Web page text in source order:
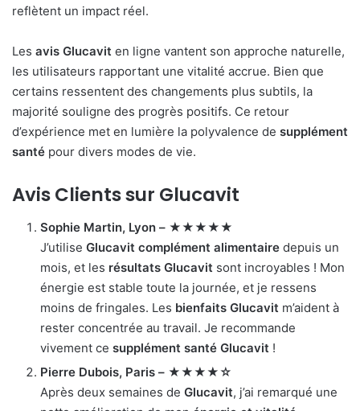
reflètent un impact réel.
Les avis Glucavit en ligne vantent son approche naturelle,
les utilisateurs rapportant une vitalité accrue. Bien que
certains ressentent des changements plus subtils, la
majorité souligne des progrès positifs. Ce retour
d’expérience met en lumière la polyvalence de supplément
santé pour divers modes de vie.
Avis Clients sur Glucavit
Sophie Martin, Lyon – ★★★★★
J’utilise Glucavit complément alimentaire depuis un
mois, et les résultats Glucavit sont incroyables ! Mon
énergie est stable toute la journée, et je ressens
moins de fringales. Les bienfaits Glucavit m’aident à
rester concentrée au travail. Je recommande
vivement ce supplément santé Glucavit !
Pierre Dubois, Paris – ★★★★☆
Après deux semaines de Glucavit, j’ai remarqué une